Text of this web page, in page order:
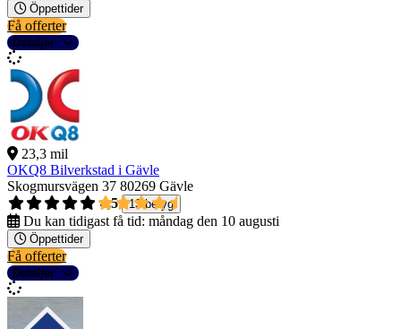
Öppettider
Få offerter
Detaljer
23,3 mil
OKQ8 Bilverkstad i Gävle
Skogmursvägen 37 80269 Gävle
4,5
13 betyg
Du kan tidigast få tid: måndag den 10 augusti
Öppettider
Få offerter
Detaljer